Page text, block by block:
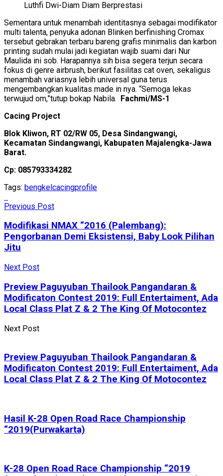
Luthfi Dwi-Diam Diam Berprestasi
Sementara untuk menambah identitasnya sebagai modifikator
multi talenta, penyuka adonan Blinken berfinishing Cromax
tersebut gebrakan terbaru bareng grafis minimalis dan karbon
printing sudah mulai jadi kegiatan wajib suami dari Nur
Maulida ini sob. Harapannya sih bisa segera terjun secara
fokus di genre airbrush, berikut fasilitas cat oven, sekaligus
menambah variasnya lebih universal guna terus
mengembangkan kualitas made in nya. “Semoga lekas
terwujud om,”tutup bokap Nabila. Fachmi/MS-1
Cacing Project
Blok Kliwon, RT 02/RW 05, Desa Sindangwangi,
Kecamatan Sindangwangi, Kabupaten Majalengka-Jawa
Barat.
Cp: 085793334282
Tags: bengkelcacingprofile
Previous Post
Modifikasi NMAX “2016 (Palembang):
Pengorbanan Demi Eksistensi, Baby Look Pilihan
Jitu
Next Post
Preview Paguyuban Thailook Pangandaran &
Modificaton Contest 2019: Full Entertaiment, Ada
Local Class Plat Z & 2 The King Of Motocontez
Next Post
Preview Paguyuban Thailook Pangandaran &
Modificaton Contest 2019: Full Entertaiment, Ada
Local Class Plat Z & 2 The King Of Motocontez
Hasil K-28 Open Road Race Championship
“2019(Purwakarta)
K-28 Open Road Race Championship “2019